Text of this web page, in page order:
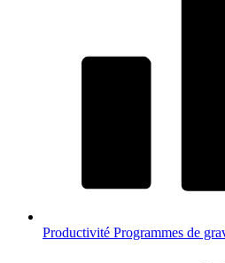
Productivité Programmes de